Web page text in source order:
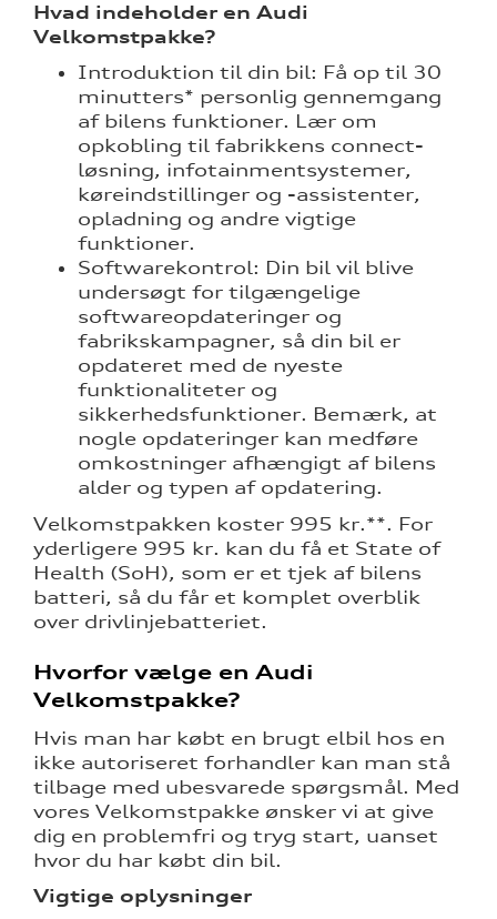
og
Hvad indeholder en Audi
Velkomstpakke?
Introduktion til din bil: Få op til 30
minutters* personlig gennemgang
af bilens funktioner. Lær om
opkobling til fabrikkens connect-
løsning, infotainmentsystemer,
køreindstillinger og -assistenter,
opladning og andre vigtige
funktioner.
Softwarekontrol: Din bil vil blive
undersøgt for tilgængelige
softwareopdateringer og
fabrikskampagner, så din bil er
opdateret med de nyeste
funktionaliteter og
sikkerhedsfunktioner. Bemærk, at
nogle opdateringer kan medføre
omkostninger afhængigt af bilens
alder og typen af opdatering.
Velkomstpakken koster 995 kr.**. For
yderligere 995 kr. kan du få et State of
Health (SoH), som er et tjek af bilens
batteri, så du får et komplet overblik
over drivlinjebatteriet.
Hvorfor vælge en Audi
Velkomstpakke?
Hvis man har købt en brugt elbil hos en
ikke autoriseret forhandler kan man stå
tilbage med ubesvarede spørgsmål. Med
vores Velkomstpakke ønsker vi at give
dig en problemfri og tryg start, uanset
hvor du har købt din bil.
Vigtige oplysninger